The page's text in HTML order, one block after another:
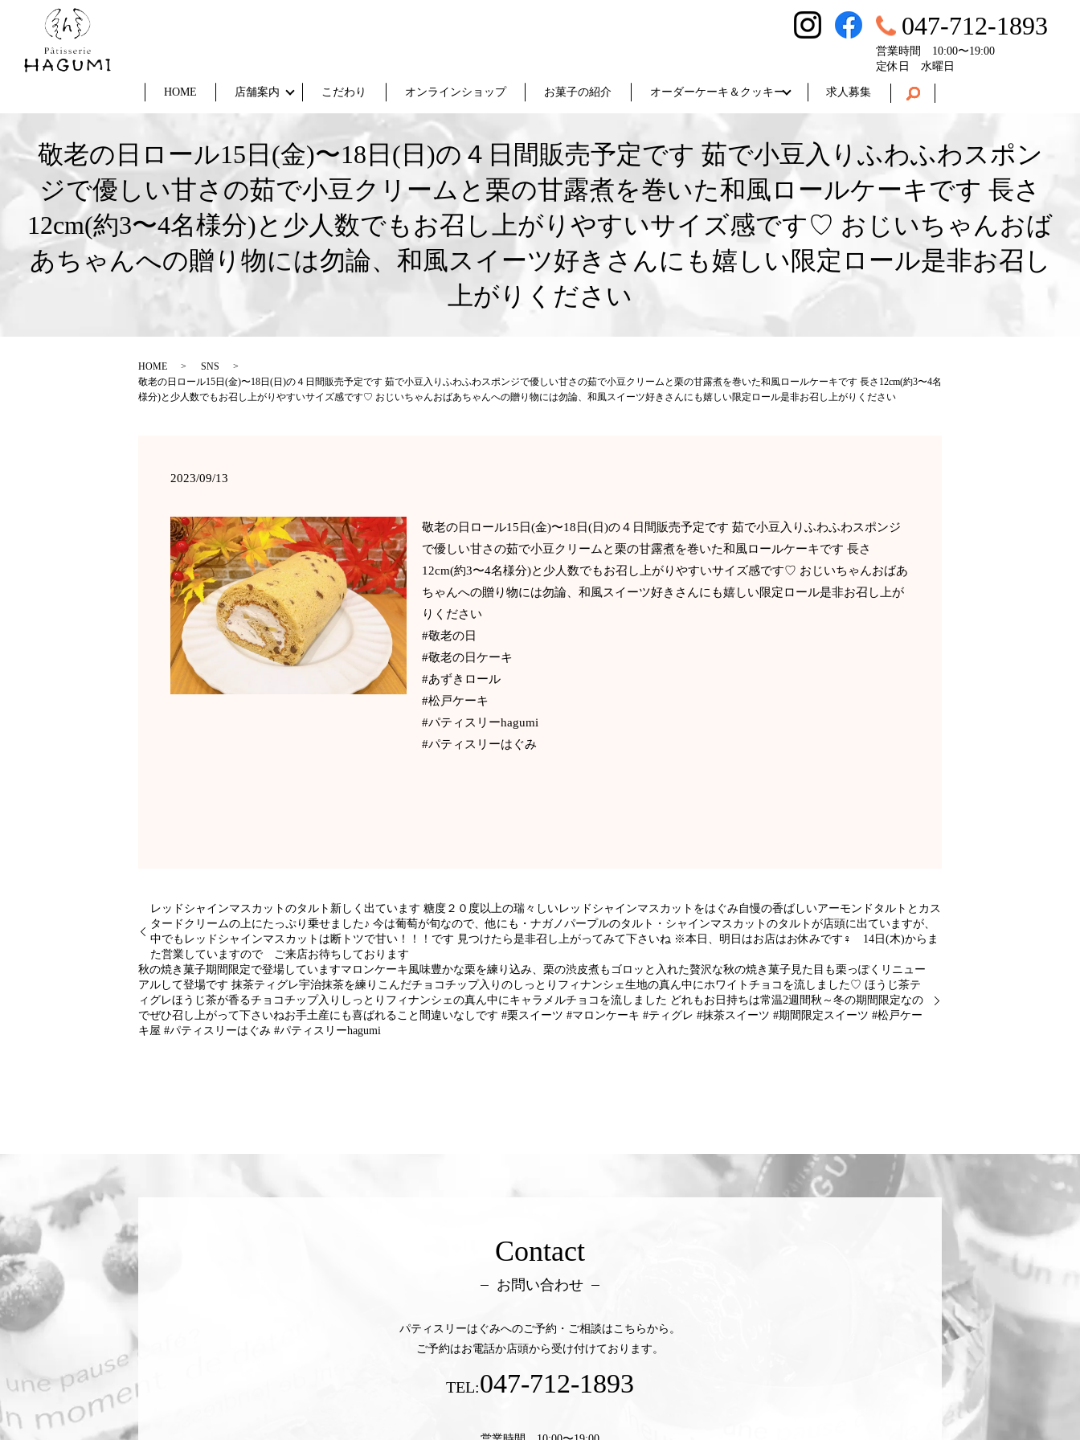
HOME 店舗案内 こだわり オンラインショップ お菓子の紹介 オーダーケーキ＆クッキー 求人募集
047-712-1893
営業時間 10:00〜19:00
定休日 水曜日
敬老の日ロール15日(金)〜18日(日)の４日間販売予定です 茹で小豆入りふわふわスポン
ジで優しい甘さの茹で小豆クリームと栗の甘露煮を巻いた和風ロールケーキです 長さ
12cm(約3〜4名様分)と少人数でもお召し上がりやすいサイズ感です♡ おじいちゃんおば
あちゃんへの贈り物には勿論、和風スイーツ好きさんにも嬉しい限定ロール是非お召し
上がりください
HOME
SNS
敬老の日ロール15日(金)〜18日(日)の４日間販売予定です 茹で小豆入りふわふわスポンジで優しい甘さの茹で小豆クリームと栗の甘露煮を巻いた和風ロールケーキです 長さ12cm(約3〜4名
様分)と少人数でもお召し上がりやすいサイズ感です♡ おじいちゃんおばあちゃんへの贈り物には勿論、和風スイーツ好きさんにも嬉しい限定ロール是非お召し上がりください
2023/09/13
敬老の日ロール15日(金)〜18日(日)の４日間販売予定です 茹で小豆入りふわふわスポンジ
で優しい甘さの茹で小豆クリームと栗の甘露煮を巻いた和風ロールケーキです 長さ
12cm(約3〜4名様分)と少人数でもお召し上がりやすいサイズ感です♡ おじいちゃんおばあ
ちゃんへの贈り物には勿論、和風スイーツ好きさんにも嬉しい限定ロール是非お召し上が
りください
#敬老の日
#敬老の日ケーキ
#あずきロール
#松戸ケーキ
#パティスリーhagumi
#パティスリーはぐみ
レッドシャインマスカットのタルト新しく出ています 糖度２０度以上の瑞々しいレッドシャインマスカットをはぐみ自慢の香ばしいアーモンドタルトとカス
タードクリームの上にたっぷり乗せました♪ 今は葡萄が旬なので、他にも・ナガノパープルのタルト・シャインマスカットのタルトが店頭に出ていますが、
中でもレッドシャインマスカットは断トツで甘い！！！です 見つけたら是非召し上がってみて下さいね ※本日、明日はお店はお休みです‍♀️ 14日(木)からま
た営業していますので ご来店お待ちしております
秋の焼き菓子期間限定で登場していますマロンケーキ風味豊かな栗を練り込み、栗の渋皮煮もゴロッと入れた贅沢な秋の焼き菓子見た目も栗っぽくリニュー
アルして登場です 抹茶ティグレ宇治抹茶を練りこんだチョコチップ入りのしっとりフィナンシェ生地の真ん中にホワイトチョコを流しました♡ ‬ほうじ茶テ
ィグレ‬ほうじ茶が香るチョコチップ入りしっとりフィナンシェの真ん中にキャラメルチョコを流しました どれもお日持ちは常温2週間秋～冬の期間限定なの
でぜひ召し上がって下さいねお手土産にも喜ばれること間違いなしです #栗スイーツ #マロンケーキ #ティグレ #抹茶スイーツ #期間限定スイーツ #松戸ケー
キ屋 #パティスリーはぐみ #パティスリーhagumi
Contact
お問い合わせ
パティスリーはぐみへのご予約・ご相談はこちらから。
ご予約はお電話か店頭から受け付けております。
TEL:047-712-1893